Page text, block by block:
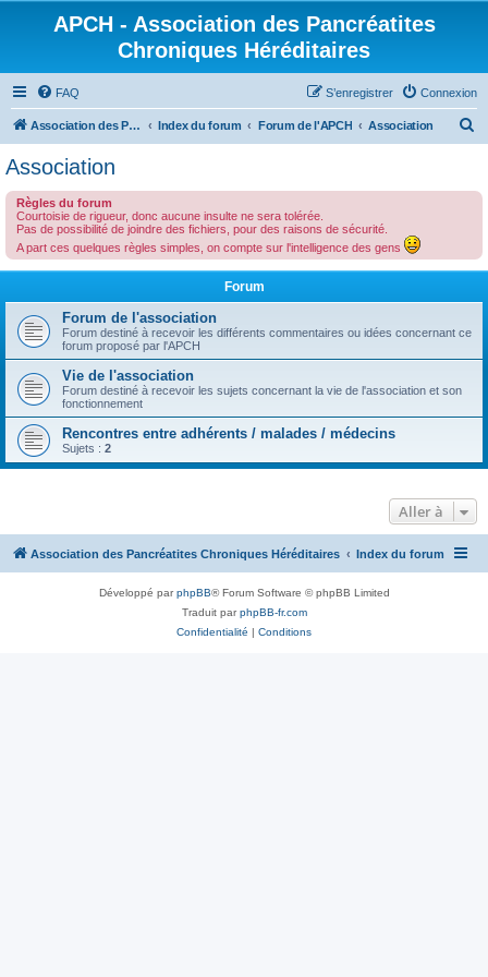
APCH - Association des Pancréatites
Chroniques Héréditaires
FAQ Connexion
S’enregistrer
Association des Pancréatites Chroniques Héréditaires Index du forum Forum de l'APCH Association
r
h
r
Association
Règles du forum
Courtoisie de rigueur, donc aucune insulte ne sera tolérée.
Pas de possibilité de joindre des fichiers, pour des raisons de sécurité.
A part ces quelques règles simples, on compte sur l'intelligence des gens
Forum
Forum de l'association
Forum destiné à recevoir les différents commentaires ou idées concernant ce
forum proposé par l'APCH
Vie de l'association
Forum destiné à recevoir les sujets concernant la vie de l'association et son
fonctionnement
Rencontres entre adhérents / malades / médecins
Sujets : 2
Aller à
Association des Pancréatites Chroniques Héréditaires Index du forum
Développé parphpBB® Forum Software © phpBB Limited
Traduit parphpBB-fr.com
Confidentialité | Conditions